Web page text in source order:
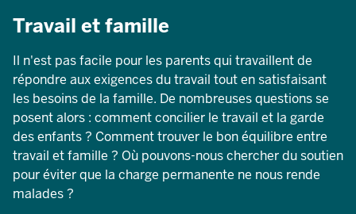
Travail et famille
Il n'est pas facile pour les parents qui travaillent de
répondre aux exigences du travail tout en satisfaisant
les besoins de la famille. De nombreuses questions se
posent alors : comment concilier le travail et la garde
des enfants ? Comment trouver le bon équilibre entre
travail et famille ? Où pouvons-nous chercher du soutien
pour éviter que la charge permanente ne nous rende
malades ?